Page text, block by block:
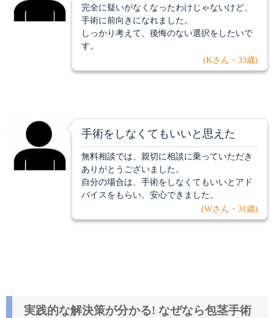
完全に疑いがなくなったわけじゃないけど、
手術に前向きになれました。
しっかり考えて、後悔のない選択をしたいで
す。
(Kさん・33歳)
手術をしなくてもいいと思えた
無料相談では、親切に相談に乗っていただき
ありがとうございました。
自分の場合は、手術をしなくてもいいとアド
バイスをもらい、安心できました。
(Wさん・31歳)
実践的な解決策が分かる! なぜなら包茎手術